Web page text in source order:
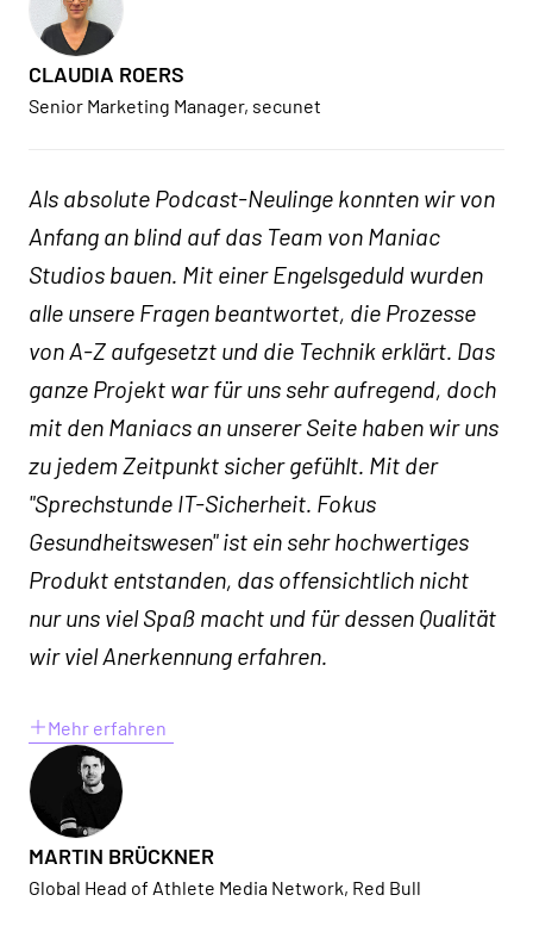
CLAUDIA ROERS
Senior Marketing Manager, secunet
Als absolute Podcast-Neulinge konnten wir von
Anfang an blind auf das Team von Maniac
Studios bauen. Mit einer Engelsgeduld wurden
alle unsere Fragen beantwortet, die Prozesse
von A-Z aufgesetzt und die Technik erklärt. Das
ganze Projekt war für uns sehr aufregend, doch
mit den Maniacs an unserer Seite haben wir uns
zu jedem Zeitpunkt sicher gefühlt. Mit der
"Sprechstunde IT-Sicherheit. Fokus
Gesundheitswesen" ist ein sehr hochwertiges
Produkt entstanden, das offensichtlich nicht
nur uns viel Spaß macht und für dessen Qualität
wir viel Anerkennung erfahren.
Mehr erfahren
MARTIN BRÜCKNER
Global Head of Athlete Media Network, Red Bull